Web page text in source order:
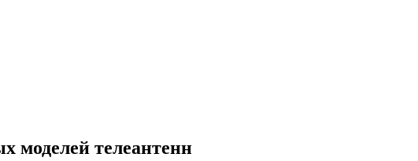
моделей телеантенн